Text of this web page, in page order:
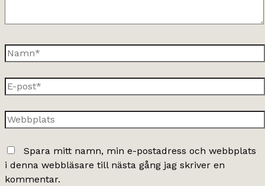
Namn*
E-
post*
Webbplats
Spara mitt namn, min e-postadress och webbplats
i denna webbläsare till nästa gång jag skriver en
kommentar.